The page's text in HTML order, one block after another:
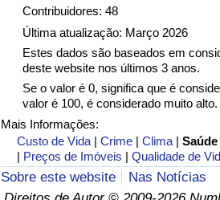
Contribuidores: 48
Última atualização: Março 2026
Estes dados são baseados em
deste website nos últimos 3 anos.
Se o valor é 0, significa que é
valor é 100, é considerado muito alto.
Mais Informações:
Custo de Vida |Crime |Clima |Saúde
| Preços de Imóveis |Qualidade de
Sobre este website
Nas Notícias
Poluição
Indicador de Poluição (Atual)
Índice de poluição
Indicador de Poluição por País
Trânsito